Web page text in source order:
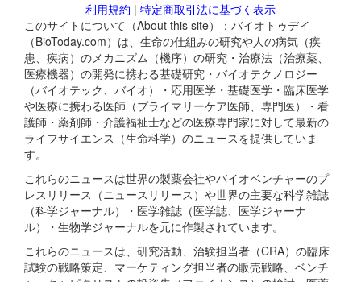
利用規約 | 特定商取引法に基づく表示
このサイトについて（About this site）：バイオトゥデイ
（BioToday.com）は、生命の仕組みの研究や人の病気（疾
患、疾病）のメカニズム（機序）の研究・治療法（治療薬、
医療機器）の開発に携わる基礎研究・バイオテクノロジー
（バイオテック、バイオ）・応用医学・基礎医学・臨床医学
や医療に携わる医師（プライマリーケア医師、専門医）・看
護師・薬剤師・介護福祉士などの医療専門家に対して最新の
ライフサイエンス（生命科学）のニュースを提供していま
す。
これらのニュースは世界の製薬会社やバイオベンチャーのプ
レスリリース（ニュースリリース）や世界の主要な科学雑誌
（科学ジャーナル）・医学雑誌（医学誌、医学ジャーナ
ル）・生物学ジャーナルを元に作製されています。
これらのニュースは、研究活動、治験担当者（CRA）の臨床
試験の戦略策定、マーケティング担当者の販売戦略、ベンチ